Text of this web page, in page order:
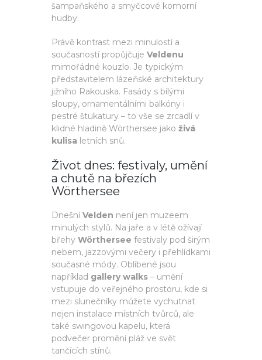
šampaňského a smyčcové komorní
hudby.
Právě kontrast mezi minulostí a
současností propůjčuje Veldenu
mimořádné kouzlo. Je typickým
představitelem lázeňské architektury
jižního Rakouska. Fasády s bílými
sloupy, ornamentálními balkóny i
pestré štukatury – to vše se zrcadlí v
klidné hladině Wörthersee jako živá
kulisa letních snů.
Život dnes: festivaly, umění
a chutě na březích
Wörthersee
DnešníVelden není jen muzeem
minulých stylů. Na jaře a v létě ožívají
břehy Wörthersee festivaly pod širým
nebem, jazzovými večery i přehlídkami
současné módy. Oblíbené jsou
například gallery walks – umění
vstupuje do veřejného prostoru, kde si
mezi slunečníky můžete vychutnat
nejen instalace místních tvůrců, ale
také swingovou kapelu, která
podvečer promění pláž ve svět
tančících stínů.